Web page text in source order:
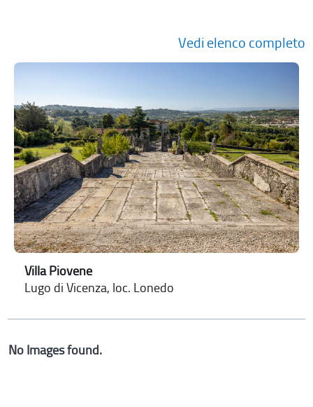
Vedi elenco completo
Villa Piovene
Lugo di Vicenza, loc. Lonedo
No Images found.